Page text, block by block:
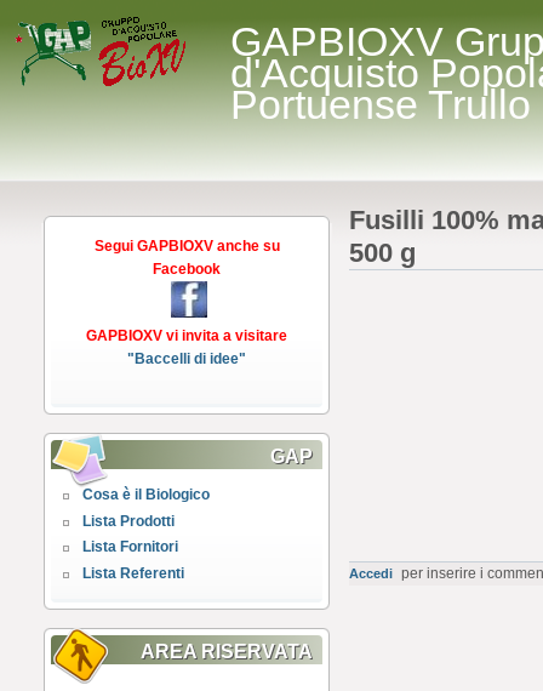
GAPBIOXV
d'Acquisto
Portuense Trullo
Segui GAPBIOXV anche su
Facebook
GAPBIOXV vi invita a visitare
"Baccelli di idee"
GAP
Cosa è il Biologico
Lista Prodotti
Lista Fornitori
Lista Referenti
AREA RISERVATA
Fusilli 100%
500 g
Accedi per inserire i